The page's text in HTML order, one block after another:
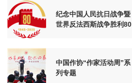
纪念中国人民抗日战争暨
世界反法西斯战争胜利80
中国作协“作家活动周”系
列专题